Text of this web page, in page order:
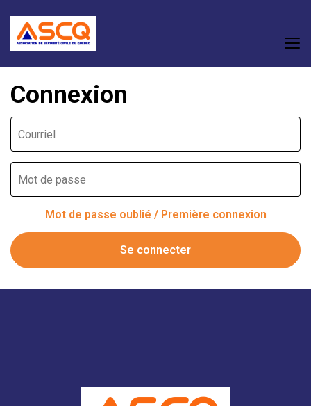
Connexion
Mot de passe oublié / Première connexion